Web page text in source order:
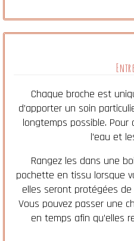
Chaque broche est
d’apporter un soin
longtemps possible. Pour
l’eau et
Rangez les dans une
pochette en tissu lorsque
elles seront protégées de
Vous pouvez passer une
en temps afin qu’elles